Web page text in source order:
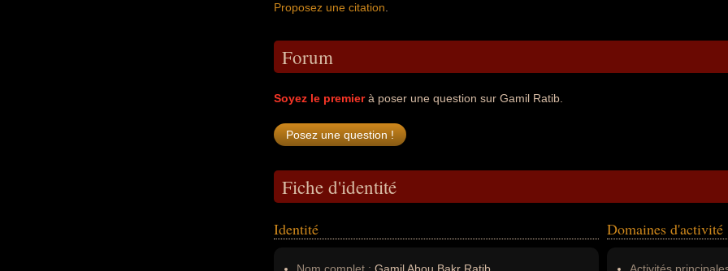
Proposez une citation
Forum
Soyez le premierà poser une question sur Gamil Ratib.
Fiche d'identité
Identité Domaines d'activité